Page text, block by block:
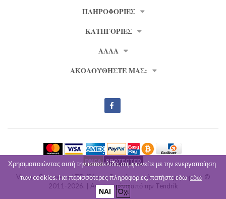
Χρησιμοποιώντας αυτή την ιστοσελίδα,συμφωνείτε με την ενεργοποίηση
των cookies. Για περισσότερες πληρоφορίες, πατήστε εδω εδω
ΝΑΙ Όχι
ΠΛΗΡΟΦΟΡΊΕΣ
ΚΑΤΗΓΟΡΙΕΣ
ΑΛΛΑ
ΑΚΟΛΟΥΘΗΣΤΕ ΜΑΣ:
Venera Commerce LTD. Όλα τα δικαιώματα είναι κατοχυρωμένα ©
2011-2026. | Ανεπτυγμένο από την Tendrik